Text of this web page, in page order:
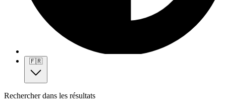
🇫🇷
Rechercher dans les résultats